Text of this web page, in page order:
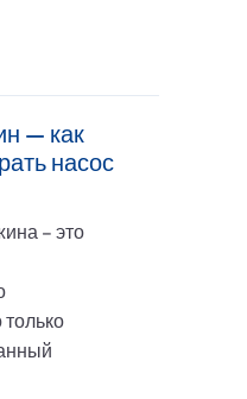
— как
насос
– это